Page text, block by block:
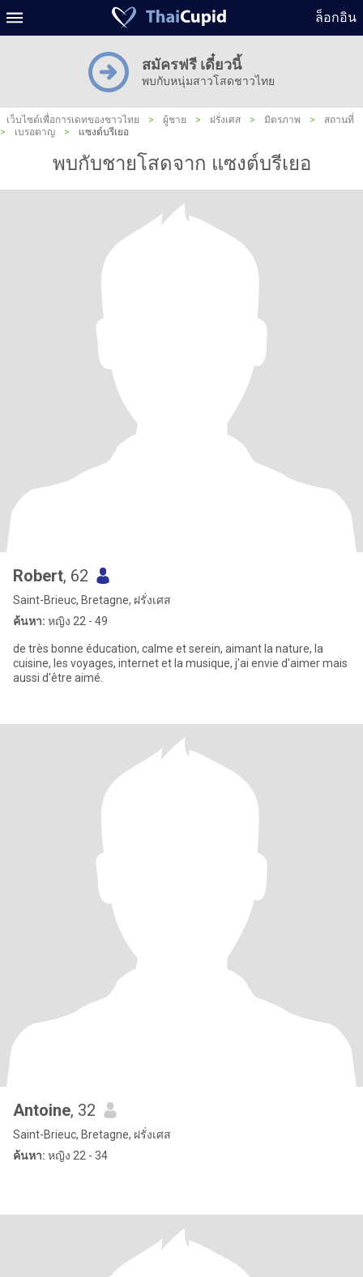
ล็อกอิน
สมัครฟรี เดี๋ยวนี้
พบกับหนุ่มสาวโสดชาวไทย
เว็บไซต์เพื่อการเดทของชาวไทย > ผู้ชาย > ฝรั่งเศส > มิตรภาพ >
สถานที่
>
เบรอตาญ > แซงต์บรีเยอ
พบกับชายโสดจาก แซงต์บรีเยอ
Robert, 62
Saint-Brieuc, Bretagne, ฝรั่งเศส
ค้นหา: หญิง 22 - 49
de très bonne éducation, calme et serein, aimant la nature, la
cuisine, les voyages, internet et la musique, j'ai envie d'aimer mais
aussi d'être aimé.
Antoine, 32
Saint-Brieuc, Bretagne, ฝรั่งเศส
ค้นหา: หญิง 22 - 34